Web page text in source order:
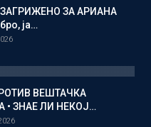
ЗА АРИАНА
ја…
ВЕШТАЧКА
• ЗНАЕ ЛИ НЕКОЈ…